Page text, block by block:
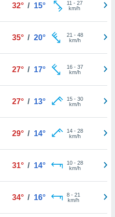
32° / 15° 11 - 27
km/h
35° / 20° 21 - 48
km/h
27° / 17° 16- 37
km/h
27° / 13° 15- 30
km/h
29° / 14° 14- 28
km/h
31° / 14° 10- 28
km/h
34° / 16° 8- 21
km/h